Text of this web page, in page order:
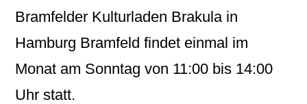
Bramfelder Kulturladen Brakulain
Hamburg Bramfeld findet einmal im
Monat am Sonntag von 11:00 bis 14:00
Uhr statt.